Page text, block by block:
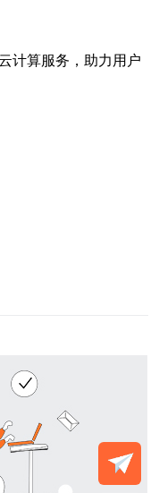
计算服务，助力用户